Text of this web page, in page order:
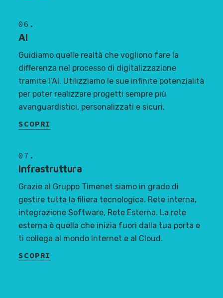
06.
AI
Guidiamo quelle realtà che vogliono fare la
differenza nel processo di digitalizzazione
tramite l’AI. Utilizziamo le sue infinite potenzialità
per poter realizzare progetti sempre più
avanguardistici, personalizzati e sicuri.
SCOPRI
07.
Infrastruttura
Grazie al Gruppo Timenet siamo in grado di
gestire tutta la filiera tecnologica. Rete interna,
integrazione Software, Rete Esterna. La rete
esterna è quella che inizia fuori dalla tua porta e
ti collega al mondo Internet e al Cloud.
SCOPRI